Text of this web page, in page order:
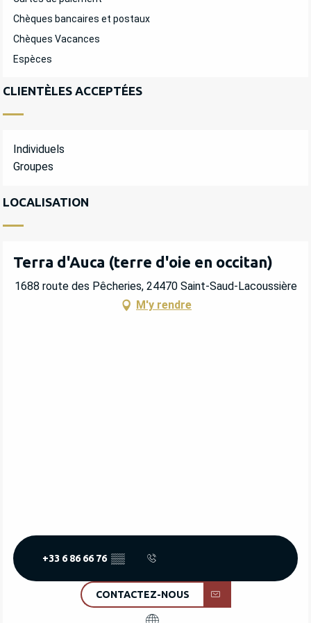
Chèques bancaires et postaux
Chèques Vacances
Espèces
CLIENTÈLES ACCEPTÉES
Individuels
Groupes
LOCALISATION
Terra d'Auca (terre d'oie en occitan)
1688 route des Pêcheries, 24470 Saint-Saud-Lacoussière
M'y rendre
+33 6 86 66 76 ▒▒
CONTACTEZ-NOUS